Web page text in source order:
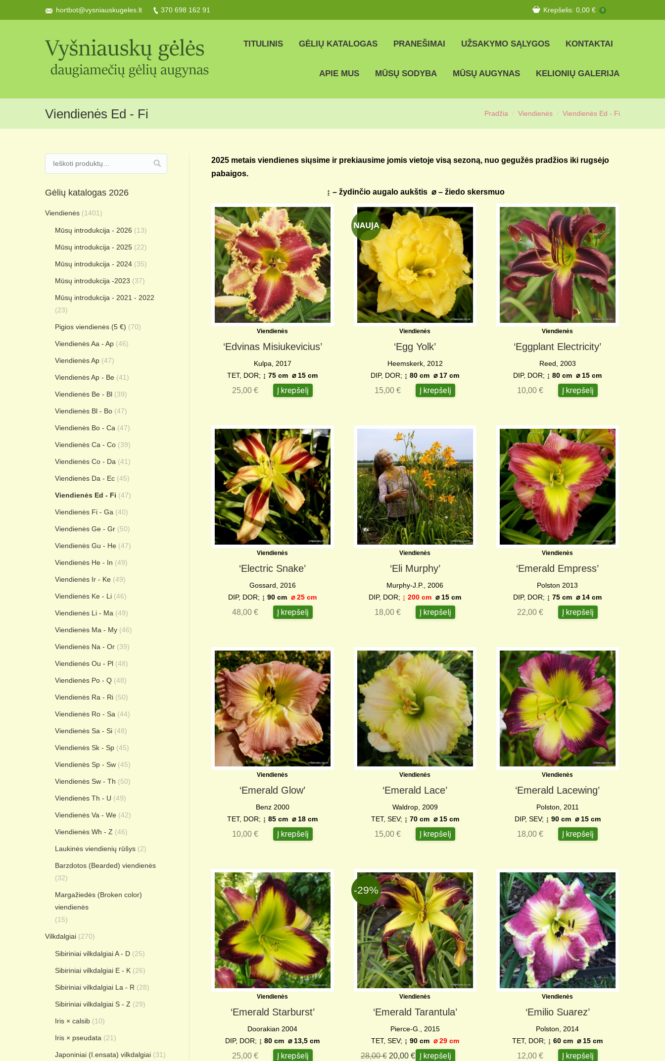
hortbot@vysniauskugeles.lt 370 698 162 91 Krepšelis: 0,00 € 0
TITULINIS GĖLIŲ KATALOGAS PRANEŠIMAI UŽSAKYMO SĄLYGOS KONTAKTAI
APIE MUS MŪSŲ SODYBA MŪSŲ AUGYNAS KELIONIŲ GALERIJA
Viendienės Ed - Fi Pradžia Viendienės Viendienės Ed - Fi
2025 metais viendienes siųsime ir prekiausime jomis vietoje visą sezoną, nuo gegužės pradžios iki rugsėjo
pabaigos.
↨ – žydinčio augalo aukštis ⌀ – žiedo skersmuo
Viendienės
‘Edvinas Misiukevicius’
Kulpa, 2017
TET, DOR; ↨ 75 cm⌀15 cm
25,00€ Į krepšelį
Viendienės
‘Egg Yolk’
Heemskerk, 2012
DIP, DOR; ↨ 80 cm⌀17 cm
15,00€ Į krepšelį
Viendienės
‘Eggplant Electricity’
Reed, 2003
DIP, DOR; ↨ 80 cm ⌀ 15 cm
10,00€ Į krepšelį
Viendienės
‘Electric Snake’
Gossard, 2016
DIP, DOR; ↨ 90 cm ⌀25 cm
48,00€ Į krepšelį
Viendienės
‘Eli Murphy’
Murphy-J.P., 2006
DIP, DOR; ↨ 200 cm ⌀15 cm
18,00€ Į krepšelį
Viendienės
‘Emerald Empress’
Polston 2013
DIP, DOR; ↨ 75 cm⌀14 cm
22,00€ Į krepšelį
Viendienės
‘Emerald Glow’
Benz 2000
TET, DOR; ↨ 85 cm⌀18 cm
10,00€ Į krepšelį
Viendienės
‘Emerald Lace’
Waldrop, 2009
TET, SEV; ↨ 70 cm ⌀15 cm
15,00€ Į krepšelį
Viendienės
‘Emerald Lacewing’
Polston, 2011
DIP, SEV; ↨ 90 cm ⌀15 cm
18,00€ Į krepšelį
Viendienės
‘Emerald Starburst’
Doorakian 2004
DIP, DOR; ↨ 80 cm⌀13,5 cm
25,00€ Į krepšelį
-29%
Viendienės
‘Emerald Tarantula’
Pierce-G., 2015
TET, SEV; ↨ 90 cm ⌀29 cm
28,00€ 20,00 € Į krepšelį
Viendienės
‘Emilio Suarez’
Polston, 2014
TET, DOR; ↨ 60 cm ⌀ 15 cm
12,00€ Į krepšelį
Gėlių katalogas 2026
Viendienės (1401)
Mūsų introdukcija - 2026 (13)
Mūsų introdukcija - 2025 (22)
Mūsų introdukcija - 2024 (35)
Mūsų introdukcija -2023 (37)
Mūsų introdukcija - 2021 - 2022
(23)
Pigios viendienės (5 €) (70)
Viendienės Aa - Ap (46)
Viendienės Ap (47)
Viendienės Ap - Be (41)
Viendienės Be - Bl (39)
Viendienės Bl - Bo (47)
Viendienės Bo - Ca (47)
Viendienės Ca - Co (39)
Viendienės Co - Da (41)
Viendienės Da - Ec (45)
Viendienės Ed - Fi (47)
Viendienės Fi - Ga (40)
Viendienės Ge - Gr (50)
Viendienės Gu - He (47)
Viendienės He - In (49)
Viendienės Ir - Ke (49)
Viendienės Ke - Li (46)
Viendienės Li - Ma (49)
Viendienės Ma - My (46)
Viendienės Na - Or (39)
Viendienės Ou - Pl (48)
Viendienės Po - Q (48)
Viendienės Ra - Ri (50)
Viendienės Ro - Sa (44)
Viendienės Sa - Si (48)
Viendienės Sk - Sp (45)
Viendienės Sp - Sw (45)
Viendienės Sw - Th (50)
Viendienės Th - U (49)
Viendienės Va - We (42)
Viendienės Wh - Z (46)
Laukinės viendienių rūšys (2)
Barzdotos (Bearded) viendienės
(32)
Margažiedės (Broken color)
viendienės
(15)
Vilkdalgiai (270)
Sibiriniai vilkdalgiai A - D (25)
Sibiriniai vilkdalgiai E - K (26)
Sibiriniai vilkdalgiai La - R (28)
Sibiriniai vilkdalgiai S - Z (29)
Iris × calsib (10)
Iris × pseudata (21)
Japoniniai (I.ensata) vilkdalgiai (31)